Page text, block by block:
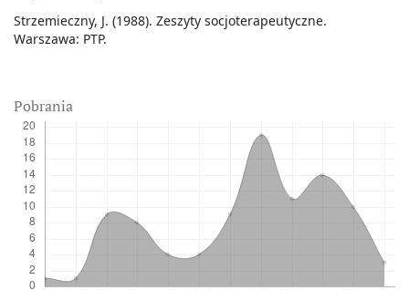
Pobrania
Strzemieczny, J. (1988). Zeszyty socjoterapeutyczne.
Warszawa: PTP.